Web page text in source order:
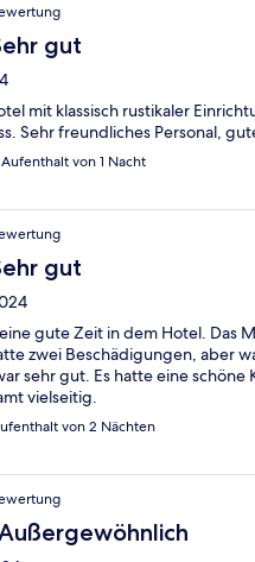
gut
mit klassisch rustikaler
Sehr freundliches Personal,
von 1 Nacht
gut
gute Zeit in dem Hotel. Das
zwei Beschädigungen, aber
sehr gut. Es hatte eine schöne
vielseitig.
von 2 Nächten